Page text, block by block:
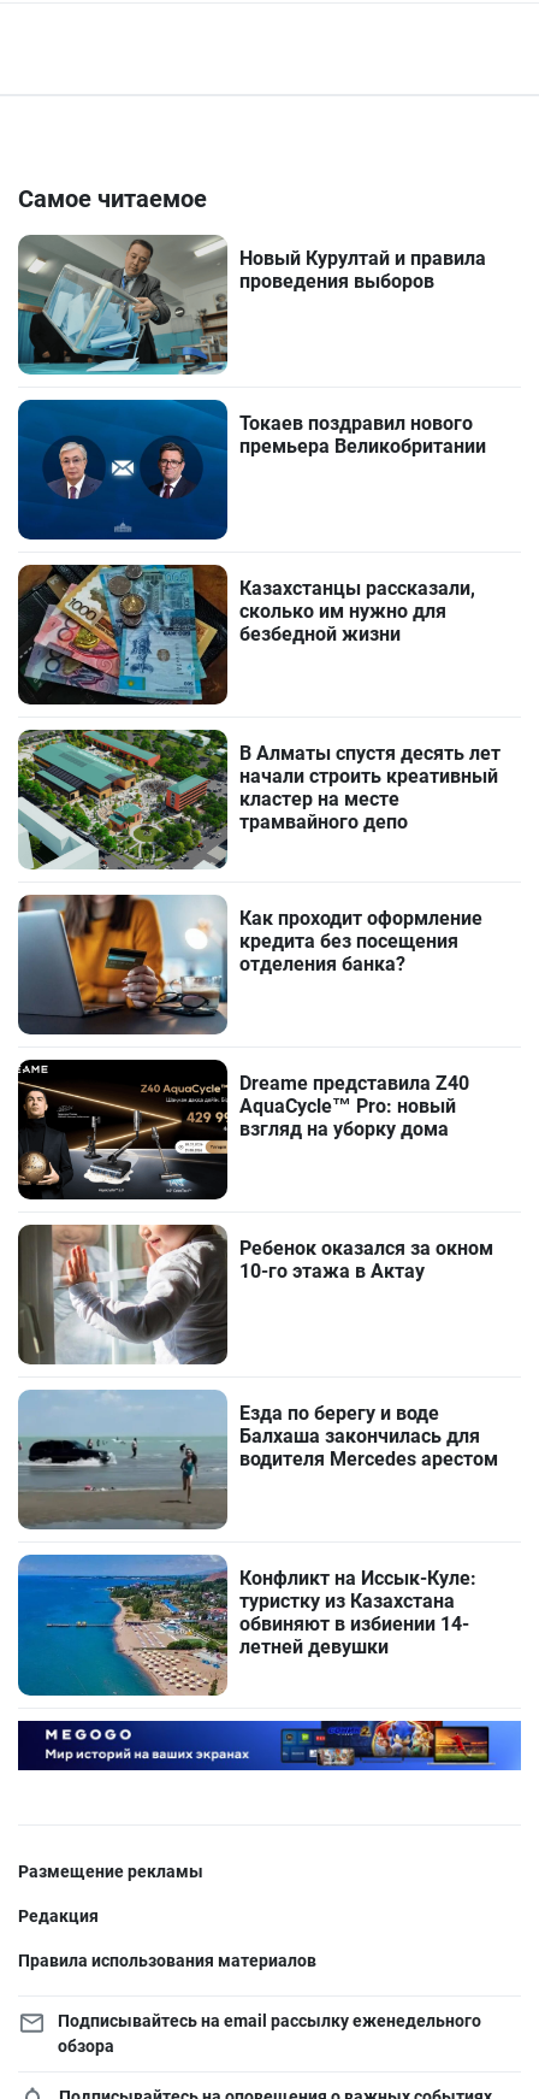
Самое читаемое
Новый Курултай и правила
проведения выборов
Токаев поздравил нового
премьера Великобритании
Казахстанцы рассказали,
сколько им нужно для
безбедной жизни
В Алматы спустя десять лет
начали строить креативный
кластер на месте
трамвайного депо
Как проходит оформление
кредита без посещения
отделения банка?
Dreame представила Z40
AquaCycle™ Pro: новый
взгляд на уборку дома
Ребенок оказался за окном
10-го этажа в Актау
Езда по берегу и воде
Балхаша закончилась для
водителя Mercedes арестом
Конфликт на Иссык-Куле:
туристку из Казахстана
обвиняют в избиении 14-
летней девушки
Размещение рекламы
Редакция
Правила использования материалов
Подписывайтесь на email рассылку еженедельного
обзора